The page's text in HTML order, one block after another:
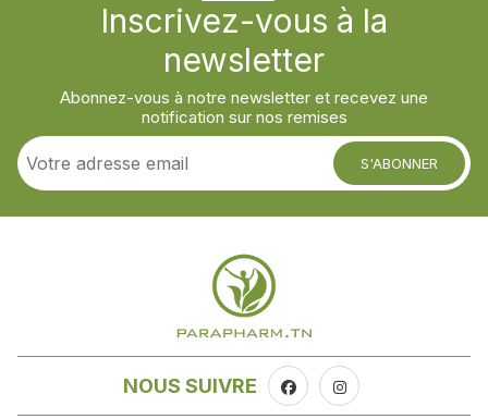
Inscrivez-vous à la
newsletter
Abonnez-vous à notre newsletter et recevez une
notification sur nos remises
S'ABONNER
NOUS SUIVRE